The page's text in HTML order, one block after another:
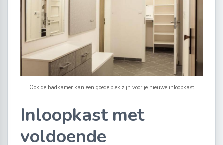
Ook de badkamer kan een goede plek zijn voor je nieuwe inloopkast
Inloopkast met
voldoende